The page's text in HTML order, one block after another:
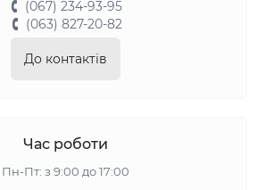
(067) 234-93-95
(063) 827-20-82
До контактів
Час роботи
Пн-Пт: з 9:00 до 17:00